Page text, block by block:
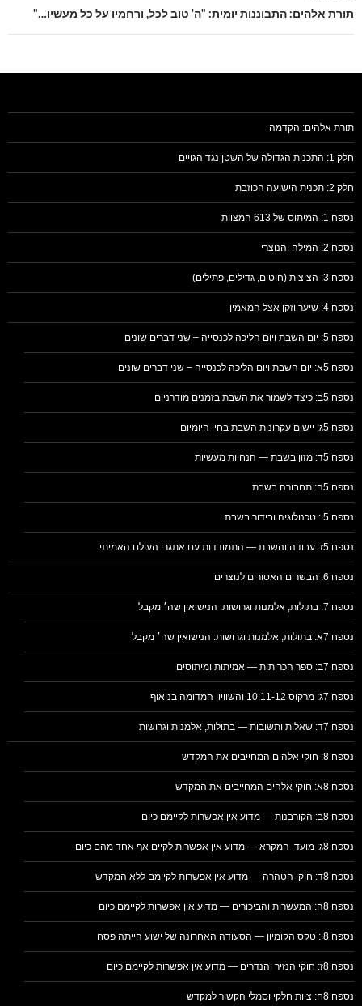
תורת אלהים: התבוננות יומית: "ה' טוב לכל, ורחמיו על כל מעשיו…"
תורת אלהים: הקדמה
חלק 1: התכנית הגדולה של השטן נגד הגויים
חלק 2: תכנית הישועה הכוזבת
נספח 1: המיתוס של 613 המצוות
נספח 2: המילה והנוצרי
נספח 3: הציצית (חוטים, גדילים, פתילים)
נספח 4: שיער וזקן אצל המאמין
נספח 5: יום השבת ויום הליכה לכנסייה – שני דברים שונים
נספח 5א: יום השבת ויום הליכה לכנסייה – שני דברים שונים
נספח 5ב: כיצד לשמור את השבת בזמנים מודרניים
נספח 5ג: יישום עקרונות השבת בחיי היומיום
נספח 5ד: מזון בשבת — הנחיות מעשיות
נספח 5ה: תחבורה בשבת
נספח 5ו: טכנולוגיה ובידור בשבת
נספח 5ז: עבודה והשבת — התמודדות עם אתגרי העולם האמיתי
נספח 6: הבשרים האסורים לנוצרים
נספח 7: בתולות, אלמנות וגרושות: הנישואין שה׳ מקבל
נספח 7א: בתולות, אלמנות וגרושות: הנישואין שה׳ מקבל
נספח 7ב: ספר הכריתות — אמיתות ומיתוסים
נספח 7ג: מרקוס 10:11-12 והשוויון המדומה בניאוף
נספח 7ד: שאלות ותשובות — בתולות, אלמנות וגרושות
נספח 8: חוקי אלהים המחייבים את המקדש
נספח 8א: חוקי אלהים המחייבים את המקדש
נספח 8ב: הקורבנות — מדוע אין אפשרות לקיימם כיום
נספח 8ג: מועדי המקרא — מדוע אין אפשרות לקיים אף אחד מהם כיום
נספח 8ד: חוקי הטהרה — מדוע אין אפשרות לקיימם ללא המקדש
נספח 8ה: המעשרות והביכורים — מדוע אין אפשרות לקיימם כיום
נספח 8ו: טקס הקומיון — הסעודה האחרונה של ישוע הייתה פסח
נספח 8ז: חוקי הנזיר והנדרים — מדוע אין אפשרות לקיימם כיום
נספח 8ח: ציות חלקי וסמלי הקשור למקדש